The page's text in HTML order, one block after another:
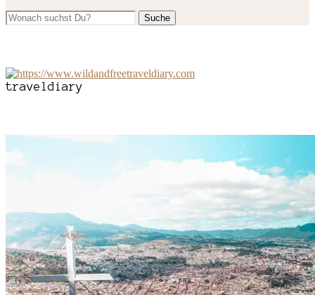
Suche
traveldiary